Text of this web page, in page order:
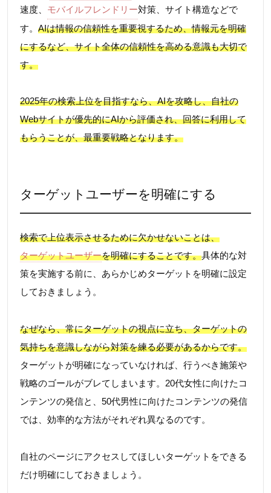
速度、 モバイルフレンドリー対策、サイト構造などで
す。 AIは情報の信頼性を重要視するため、情報元を明確
にするなど、サイト全体の信頼性を高める意識も大切で
す。
2025年の検索上位を目指すなら、AIを攻略し、自社の
Webサイトが優先的にAIから評価され、回答に利用して
もらうことが、最重要戦略となります。
ターゲットユーザーを明確にする
検索で上位表示させるために欠かせないことは、
ターゲットユーザーを明確にすることです。具体的な対
策を実施する前に、あらかじめターゲットを明確に設定
しておきましょう。
なぜなら、常にターゲットの視点に立ち、ターゲットの
気持ちを意識しながら対策を練る必要があるからです。
ターゲットが明確になっていなければ、行うべき施策や
戦略のゴールがブレてしまいます。20代女性に向けたコ
ンテンツの発信と、50代男性に向けたコンテンツの発信
では、効率的な方法がそれぞれ異なるのです。
自社のページにアクセスしてほしいターゲットをできる
だけ明確にしておきましょう。